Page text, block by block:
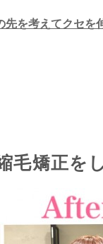
を考えてクセを
毛矯正を